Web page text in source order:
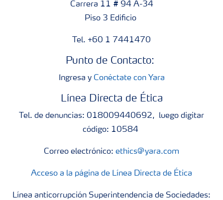
Carrera 11 # 94 A-34
Piso 3 Edificio
Tel. +60 1 7441470
Punto de Contacto:
Ingresa y Conéctate con Yara
Línea Directa de Ética
Tel. de denuncias: 018009440692, luego digitar
código: 10584
Correo electrónico: ethics@yara.com
Acceso a la página de Línea Directa de Ética
Línea anticorrupción Superintendencia de Sociedades: